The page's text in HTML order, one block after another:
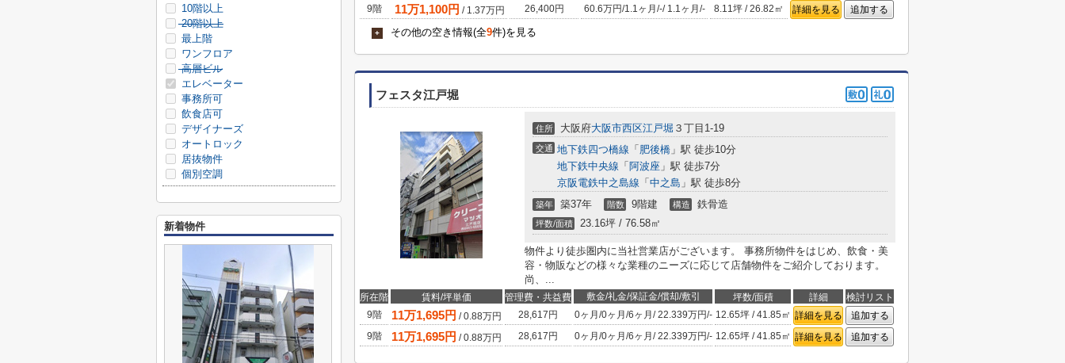
9階
11万1,100円 / 1.37万円 26,400円 60.6万円/1.1ヶ月 /-/ 1.1ヶ月 /- 8.11坪 / 26.82㎡ 詳細を見る 追加する
+ その他の空き情報(全9件)を見る
フェスタ江戸堀
住所 大阪府大阪市西区江戸堀 ３丁目1-19
交通 地下鉄四つ橋線 「 肥後橋 」駅 徒歩10分
地下鉄中央線 「 阿波座 」駅 徒歩7分
京阪電鉄中之島線 「 中之島 」駅 徒歩8分
築年 築37年 階数 9階建 構造 鉄骨造
坪数/面積 23.16坪 / 76.58㎡
物件より徒歩圏内に当社営業店がございます。 事務所物件をはじめ、飲食・美
容・物販などの様々な業種のニーズに応じて店舗物件をご紹介しております。
尚、...
所在階 賃料/坪単価 管理費・共益費 敷金/礼金/保証金/償却/敷引 坪数/面積 詳細
検討リスト
9階
11万1,695円 /0.88万円 28,617円 0ヶ月 /0ヶ月 /6ヶ月 /22.339万円/- 12.65坪 / 41.85㎡ 詳細を見る
追加する
9階
11万1,695円 /0.88万円 28,617円 0ヶ月 /0ヶ月 /6ヶ月 /22.339万円/- 12.65坪 / 41.85㎡ 詳細を見る 追加する
10階以上
20階以上
最上階
ワンフロア
高層ビル
エレベーター
事務所可
飲食店可
デザイナーズ
オートロック
居抜物件
個別空調
新着物件